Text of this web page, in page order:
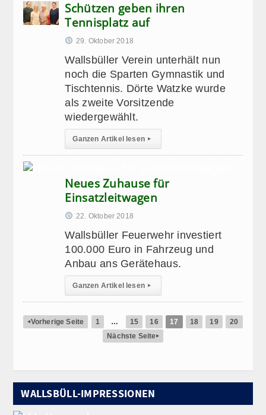
Schützen geben ihren
Tennisplatz auf
29. Oktober 2018
Wallsbüller Verein unterhält nun
noch die Sparten Gymnastik und
Tischtennis. Dörte Watzke wurde
als zweite Vorsitzende
wiedergewählt.
Ganzen Artikel lesen ▸
Neues Zuhause für
Einsatzleitwagen
22. Oktober 2018
Wallsbüller Feuerwehr investiert
100.000 Euro in Fahrzeug und
Anbau ans Gerätehaus.
Ganzen Artikel lesen ▸
◂Vorherige Seite 1 … 15 16 17 18 19
20
Nächste Seite▸
WALLSBÜLL-IMPRESSIONEN